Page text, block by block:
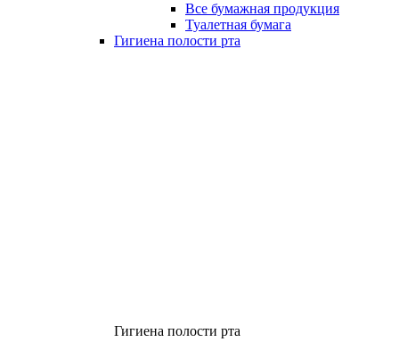
Все бумажная продукция
Туалетная бумага
Гигиена полости рта
Гигиена полости рта